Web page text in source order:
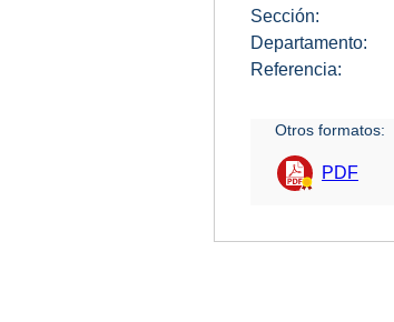
Sección:
Departamento:
Referencia:
Otros formatos:
PDF